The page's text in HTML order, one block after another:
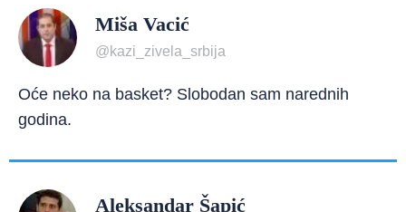
Miša Vacić
@kazi_zivela_srbija
Oće neko na basket? Slobodan sam narednih
godina.
Aleksandar Šapić